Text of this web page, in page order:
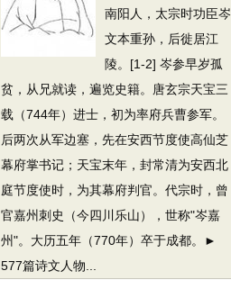
南阳人，太宗时功臣岑
文本重孙，后徙居江
陵。[1-2] 岑参早岁孤
贫，从兄就读，遍览史籍。唐玄宗天宝三
载（744年）进士，初为率府兵曹参军。
后两次从军边塞，先在安西节度使高仙芝
幕府掌书记；天宝末年，封常清为安西北
庭节度使时，为其幕府判官。代宗时，曾
官嘉州刺史（今四川乐山），世称"岑嘉
州"。大历五年（770年）卒于成都。►
577篇诗文人物...